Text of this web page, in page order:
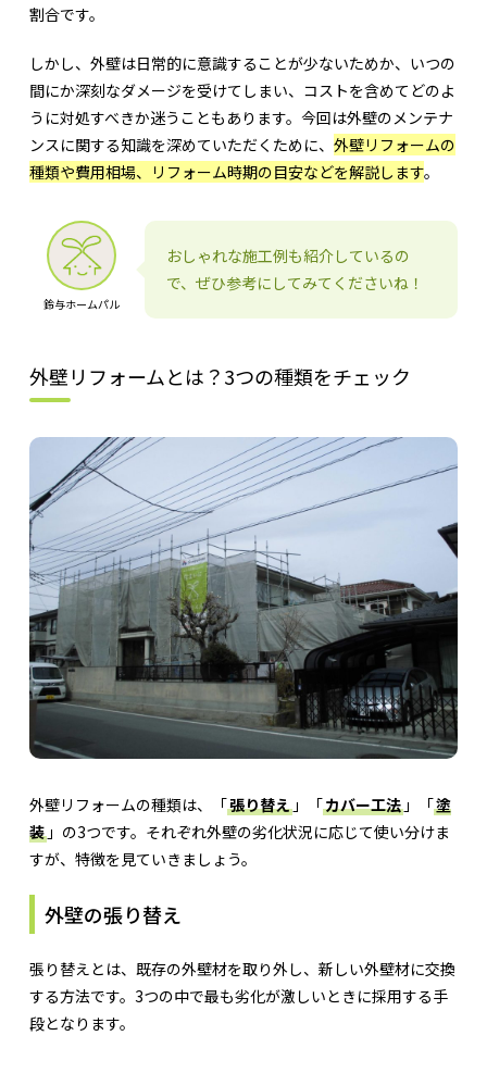
割合です。
しかし、外壁は日常的に意識することが少ないためか、いつの
間にか深刻なダメージを受けてしまい、コストを含めてどのよ
うに対処すべきか迷うこともあります。今回は外壁のメンテナ
ンスに関する知識を深めていただくために、 外壁リフォームの
種類や費用相場、リフォーム時期の目安などを解説します。
鈴与ホームパル
おしゃれな施工例も紹介しているの
で、ぜひ参考にしてみてくださいね！
外壁リフォームとは？3つの種類をチェック
外壁リフォームの種類は、「張り替え」「カバー工法」「塗
装」の3つです。それぞれ外壁の劣化状況に応じて使い分けま
すが、特徴を見ていきましょう。
外壁の張り替え
張り替えとは、既存の外壁材を取り外し、新しい外壁材に交換
する方法です。3つの中で最も劣化が激しいときに採用する手
段となります。